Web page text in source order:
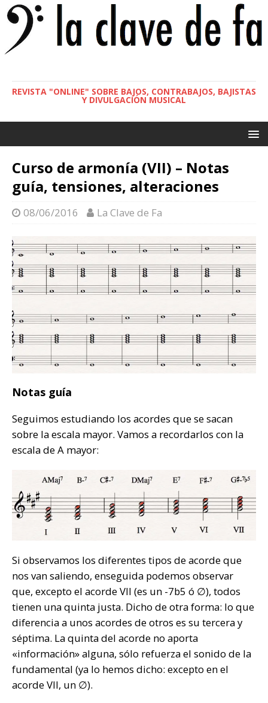
REVISTA "ONLINE" SOBRE BAJOS, CONTRABAJOS, BAJISTAS
Y DIVULGACIÓN MUSICAL
Curso de armonía (VII) – Notas
guía, tensiones, alteraciones
08/06/2016 La Clave de Fa
Notas guía
Seguimos estudiando los acordes que se sacan
sobre la escala mayor. Vamos a recordarlos con la
escala de A mayor:
Si observamos los diferentes tipos de acorde que
nos van saliendo, enseguida podemos observar
que, excepto el acorde VII (es un -7b5 ó ∅), todos
tienen una quinta justa. Dicho de otra forma: lo que
diferencia a unos acordes de otros es su tercera y
séptima. La quinta del acorde no aporta
«información» alguna, sólo refuerza el sonido de la
fundamental (ya lo hemos dicho: excepto en el
acorde VII, un ∅).